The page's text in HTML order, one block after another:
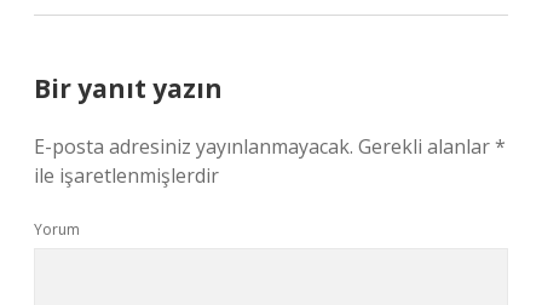
Bir yanıt yazın
E-posta adresiniz yayınlanmayacak. Gerekli alanlar*
ile işaretlenmişlerdir
Yorum